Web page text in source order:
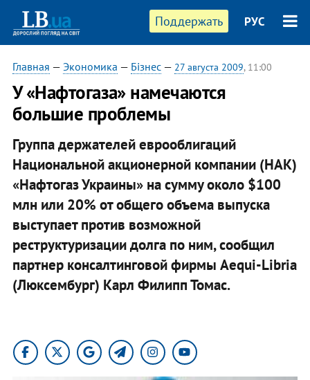
Поддержать РУС
Главная — Экономика — Бізнес— 27 августа 2009, 11:00
У «Нафтогаза» намечаются
большие проблемы
Группа держателей еврооблигаций
Национальной акционерной компании (НАК)
«Нафтогаз Украины» на сумму около $100
млн или 20% от общего объема выпуска
выступает против возможной
реструктуризации долга по ним, сообщил
партнер консалтинговой фирмы Aequi-Libria
(Люксембург) Карл Филипп Томас.